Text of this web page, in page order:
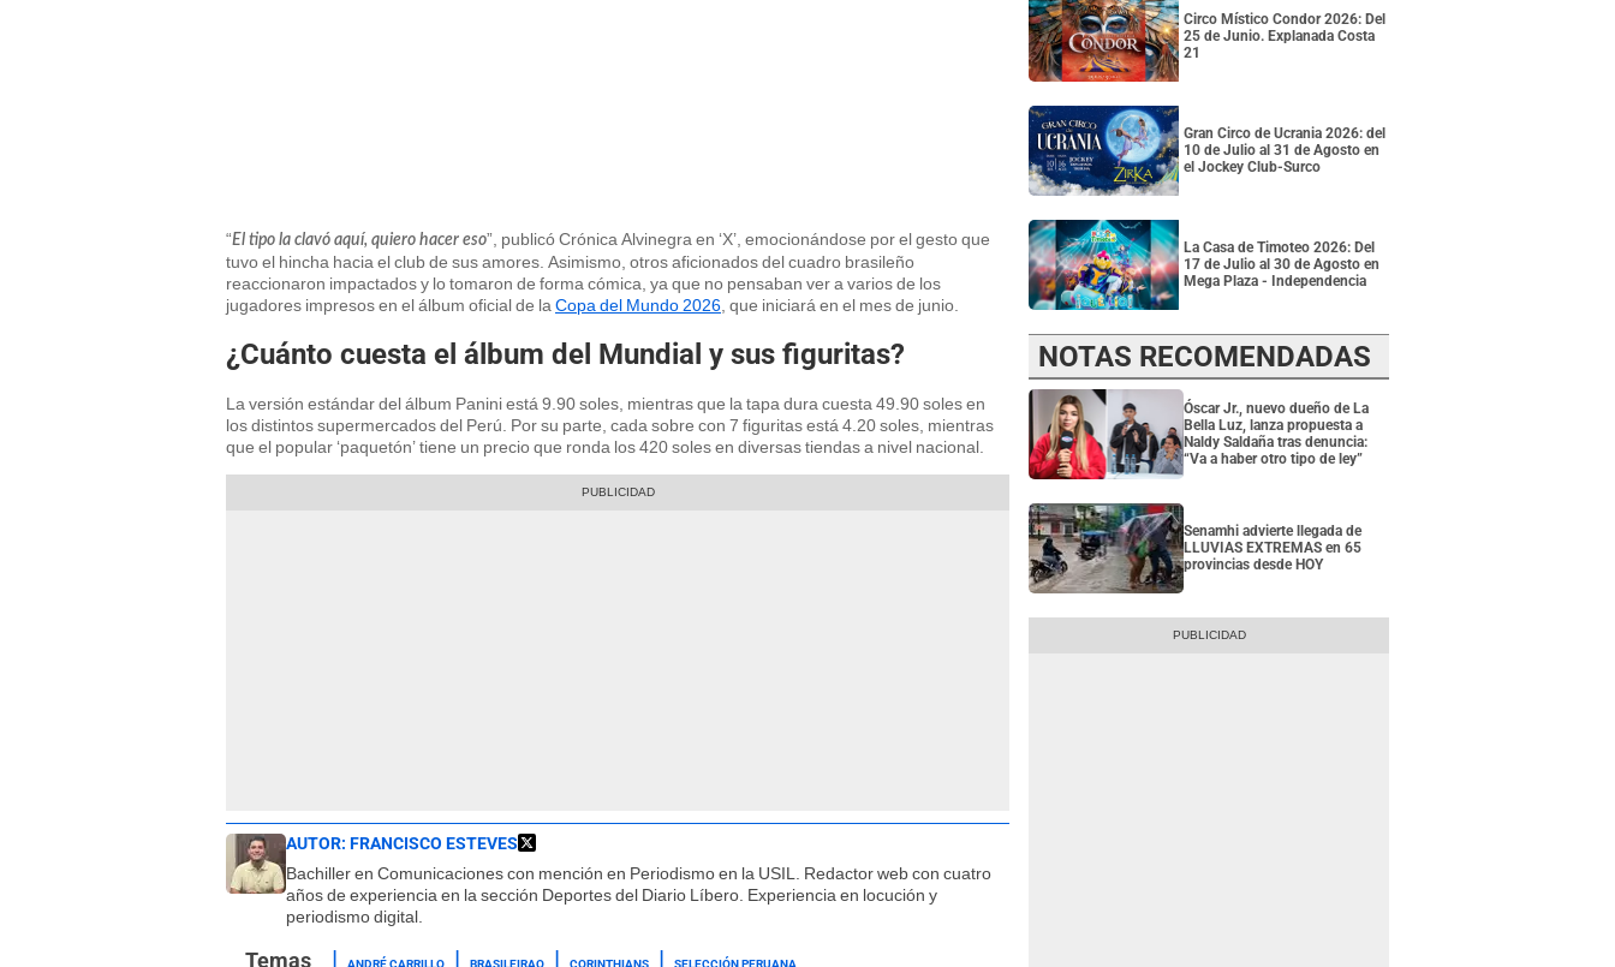
“El tipo la clavó aquí, quiero hacer eso”, publicó Crónica Alvinegra en ‘X’, emocionándose por el gesto que
tuvo el hincha hacia el club de sus amores. Asimismo, otros aficionados del cuadro brasileño
reaccionaron impactados y lo tomaron de forma cómica, ya que no pensaban ver a varios de los
jugadores impresos en el álbum oficial de la Copa del Mundo 2026 , que iniciará en el mes de junio.
¿Cuánto cuesta el álbum del Mundial y sus figuritas?
La versión estándar del álbum Panini está 9.90 soles, mientras que la tapa dura cuesta 49.90 soles en
los distintos supermercados del Perú. Por su parte, cada sobre con 7 figuritas está 4.20 soles, mientras
que el popular ‘paquetón’ tiene un precio que ronda los 420 soles en diversas tiendas a nivel nacional.
AUTOR: FRANCISCO ESTEVES
Bachiller en Comunicaciones con mención en Periodismo en la USIL. Redactor web con cuatro
años de experiencia en la sección Deportes del Diario Líbero. Experiencia en locución y
periodismo digital.
ANDRÉ CARRILLO BRASILEIRAO CORINTHIANS SELECCIÓN PERUANA
Circo Místico Condor 2026: Del
25 de Junio. Explanada Costa
21
Gran Circo de Ucrania 2026: del
10 de Julio al 31 de Agosto en
el Jockey Club-Surco
La Casa de Timoteo 2026: Del
17 de Julio al 30 de Agosto en
Mega Plaza - Independencia
NOTAS RECOMENDADAS
Óscar Jr., nuevo dueño de La
Bella Luz, lanza propuesta a
Naldy Saldaña tras denuncia:
“Va a haber otro tipo de ley”
Senamhi advierte llegada de
LLUVIAS EXTREMAS en 65
provincias desde HOY